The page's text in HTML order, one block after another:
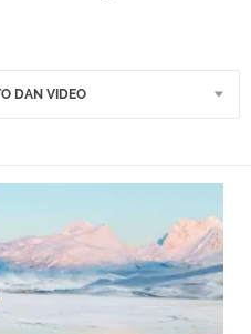
DAN VIDEO